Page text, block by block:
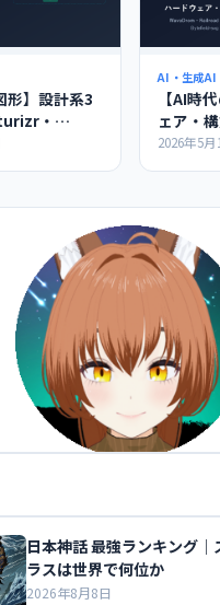
形】設計系3
・
AI・生成AI
【AI時
ェア・
2026年5月
日本神話 最強ランキング
ラスは世界で何位か
2026年8月8日